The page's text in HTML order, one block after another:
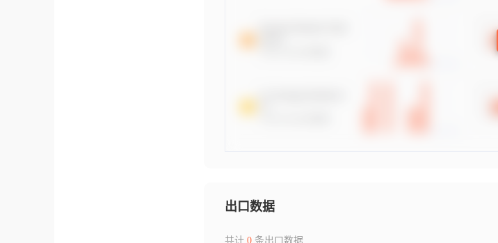
出口数据
共计 0条出口数据